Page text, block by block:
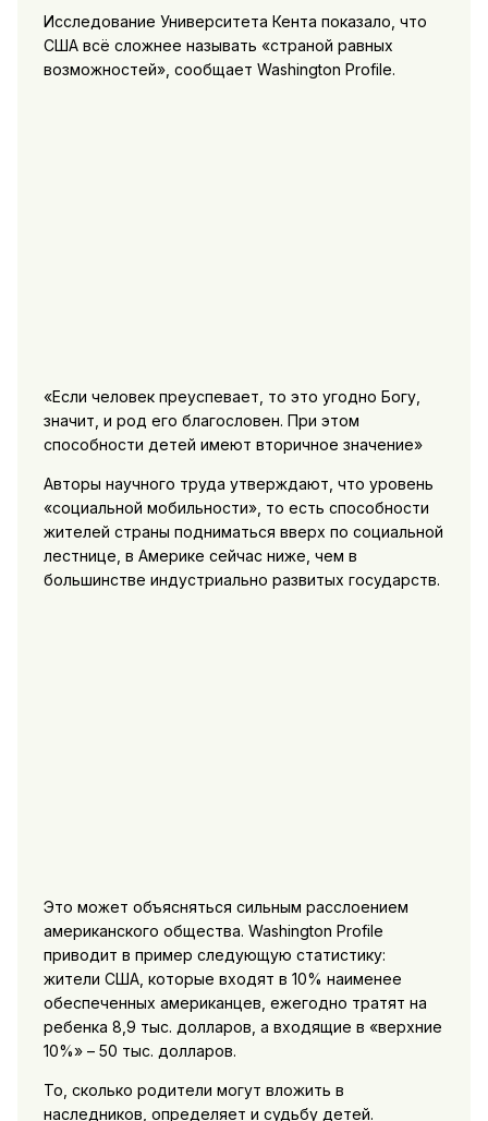
Исследование Университета Кента показало, что
США всё сложнее называть «страной равных
возможностей», сообщает Washington Profile.
«Если человек преуспевает, то это угодно Богу,
значит, и род его благословен. При этом
способности детей имеют вторичное значение»
Авторы научного труда утверждают, что уровень
«социальной мобильности», то есть способности
жителей страны подниматься вверх по социальной
лестнице, в Америке сейчас ниже, чем в
большинстве индустриально развитых государств.
Это может объясняться сильным расслоением
американского общества. Washington Profile
приводит в пример следующую статистику:
жители США, которые входят в 10% наименее
обеспеченных американцев, ежегодно тратят на
ребенка 8,9 тыс. долларов, а входящие в «верхние
10%» – 50 тыс. долларов.
То, сколько родители могут вложить в
наследников, определяет и судьбу детей.